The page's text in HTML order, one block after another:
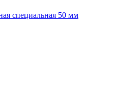
специальная 50 мм